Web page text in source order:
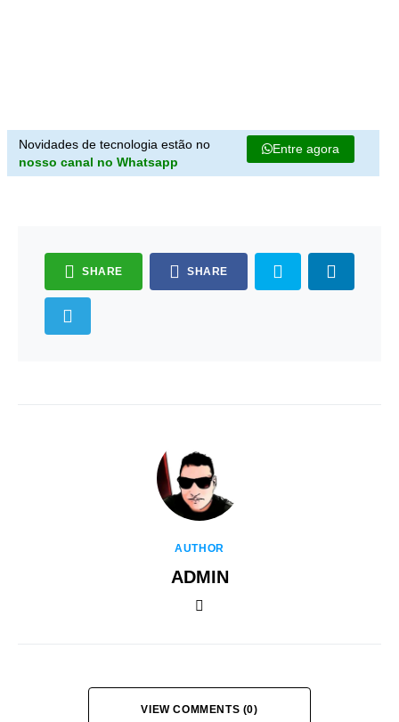
Novidades de tecnologia estão no
nosso canal no Whatsapp
Entre agora
SHARE SHARE
AUTHOR
ADMIN
VIEW COMMENTS (0)